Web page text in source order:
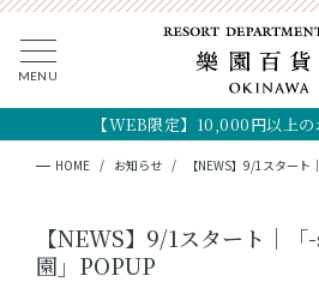
MENU
【WEB限定】10,000円以上
CLOSE
全ての商品
フード
HOME お知らせ 【NEWS】9/1スター
【NEWS】9/1スタート｜
園」POPUP